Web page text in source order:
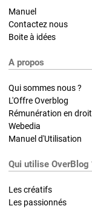
Manuel
Contactez nous
Boite à idées
A propos
Qui sommes nous ?
L'Offre Overblog
Rémunération en
Webedia
Manuel d'Utilisation
Qui utilise OverBlog
Les créatifs
Les passionnés